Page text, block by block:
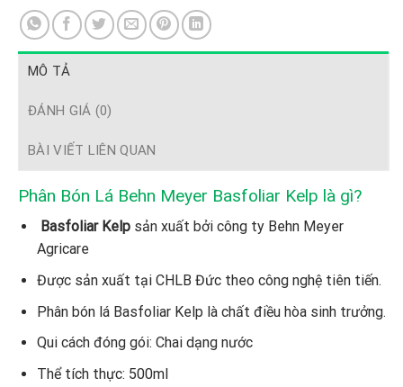
MÔ TẢ
ĐÁNH GIÁ (0)
BÀI VIẾT LIÊN QUAN
Phân Bón Lá Behn Meyer Basfoliar Kelp là gì?
Basfoliar Kelp sản xuất bởi công ty Behn Meyer
Agricare
Được sản xuất tại CHLB Đức theo công nghệ tiên tiến.
Phân bón lá Basfoliar Kelp là chất điều hòa sinh trưởng.
Qui cách đóng gói: Chai dạng nước
Thể tích thực: 500ml